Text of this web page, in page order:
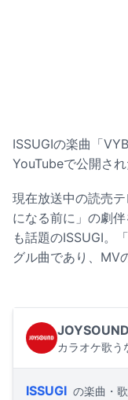
ISSUGIの楽曲「
YouTubeで公開され
現在放送中の読売
になる前に」の劇
も話題のISSUGI。
グル曲であり、MV
カラオケ歌う
ISSUGI の楽曲・